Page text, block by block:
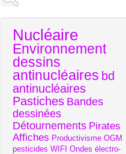
Nucléaire
Environnement
dessins
antinucléaires bd
antinucléaires
Pastiches Bandes
dessinées
Détournements Pirates
Affiches Productivisme OGM
pesticides WIFI Ondes électro-